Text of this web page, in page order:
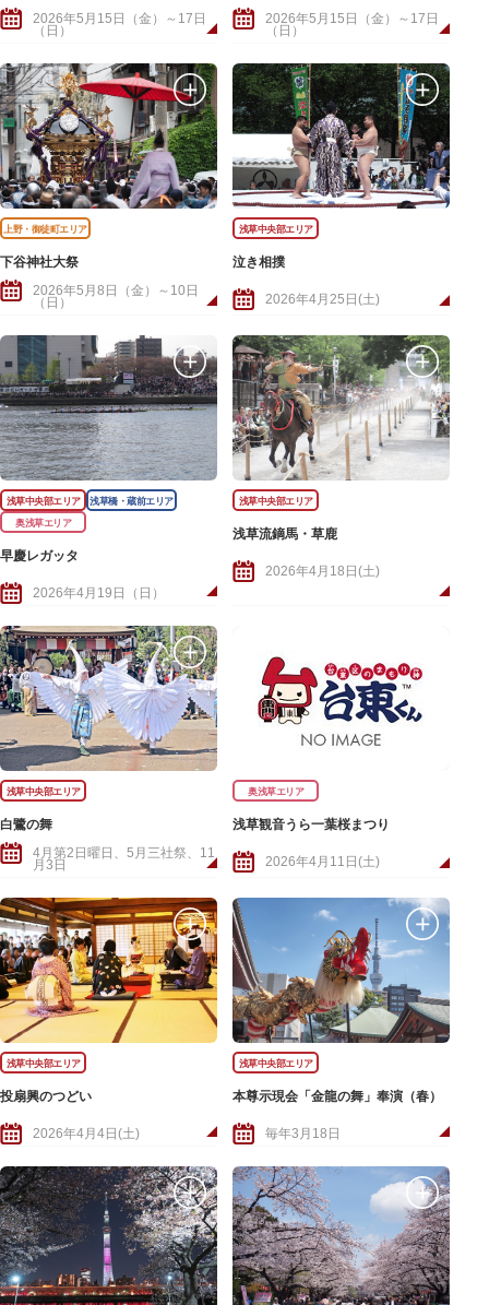
2026年5月15日（金）～17日
（日）
2026年5月15日（金）～17日
（日）
上野・御徒町エリア
下谷神社大祭
2026年5月8日（金）～10日
（日）
浅草中央部エリア
泣き相撲
2026年4月25日(土)
浅草中央部エリア
浅草橋・蔵前エリア
奥浅草エリア
早慶レガッタ
2026年4月19日（日）
浅草中央部エリア
浅草流鏑馬・草鹿
2026年4月18日(土)
浅草中央部エリア
白鷺の舞
4月第2日曜日、5月三社祭、11
月3日
奥浅草エリア
浅草観音うら一葉桜まつり
2026年4月11日(土)
浅草中央部エリア
投扇興のつどい
2026年4月4日(土)
浅草中央部エリア
本尊示現会「金龍の舞」奉演（春）
毎年3月18日